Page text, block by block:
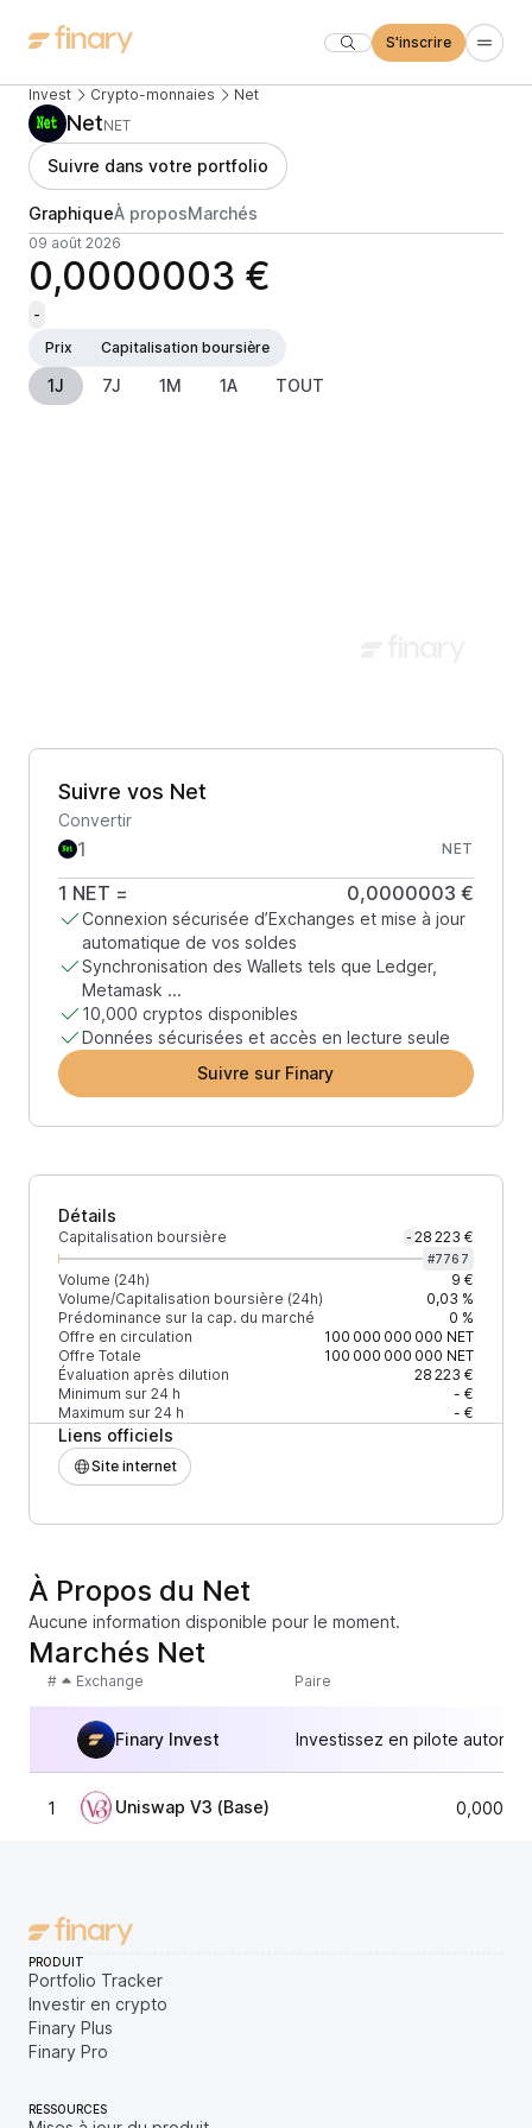
S'inscrire
Invest Crypto-monnaies Net
NetNET
Suivre dans votre portfolio
GraphiqueÀ proposMarchés
09 août 2026
0,0000003 €
-
Prix
Capitalisation boursière
1J 7J 1M 1A TOUT
Suivre vos Net
Convertir
NET
1 NET = 0,0000003 €
Connexion sécurisée d’Exchanges et mise à jour
automatique de vos soldes
Synchronisation des Wallets tels que Ledger,
Metamask ...
10,000 cryptos disponibles
Données sécurisées et accès en lecture seule
Suivre sur Finary
Détails
Capitalisation boursière - 28 223 €
#7767
Volume (24h)
9 €
Volume/Capitalisation boursière (24h)
0,03 %
Prédominance sur la cap. du marché
0 %
Offre en circulation
100 000 000 000 NET
Offre Totale
100 000 000 000 NET
Évaluation après dilution
28 223 €
Minimum sur 24 h
- €
Maximum sur 24 h
- €
Liens officiels
Site internet
À Propos du Net
Aucune information disponible pour le moment.
Marchés Net
# Exchange Paire
Finary Invest Investissez en pilote
1 Uniswap V3 (Base)
PRODUIT
Portfolio Tracker
Investir en crypto
Finary Plus
Finary Pro
RESSOURCES